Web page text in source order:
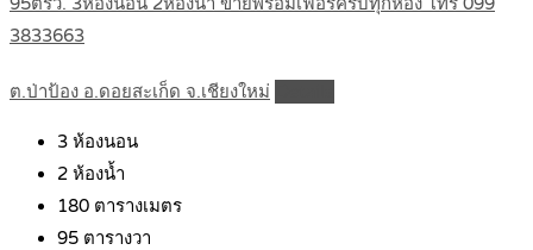
3833663
ต.ป่าป้อง อ.ดอยสะเก็ด จ.เชียงใหม่
3 ห้องนอน
2 ห้องน้ำ
180 ตารางเมตร
95 ตารางวา